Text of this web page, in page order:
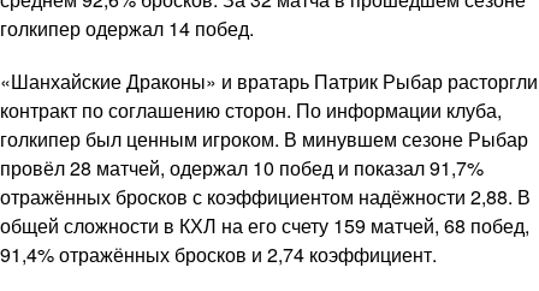
голкипер одержал 14 побед.
«Шанхайские Драконы» и вратарь Патрик Рыбар расторгли
контракт по соглашению сторон. По информации клуба,
голкипер был ценным игроком. В минувшем сезоне Рыбар
провёл 28 матчей, одержал 10 побед и показал 91,7%
отражённых бросков с коэффициентом надёжности 2,88. В
общей сложности в КХЛ на его счету 159 матчей, 68 побед,
91,4% отражённых бросков и 2,74 коэффициент.